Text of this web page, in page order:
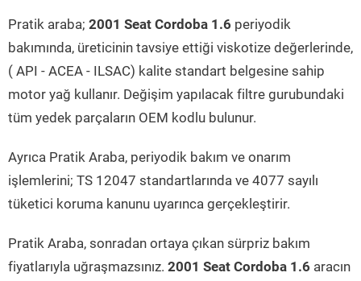
Pratik araba; 2001 Seat Cordoba 1.6 periyodik
bakımında, üreticinin tavsiye ettiği viskotize değerlerinde,
( API - ACEA - ILSAC) kalite standart belgesine sahip
motor yağ kullanır. Değişim yapılacak filtre gurubundaki
tüm yedek parçaların OEM kodlu bulunur.
Ayrıca Pratik Araba, periyodik bakım ve onarım
işlemlerini; TS 12047 standartlarında ve 4077 sayılı
tüketici koruma kanunu uyarınca gerçekleştirir.
Pratik Araba, sonradan ortaya çıkan sürpriz bakım
fiyatlarıyla uğraşmazsınız. 2001 Seat Cordoba 1.6 aracın